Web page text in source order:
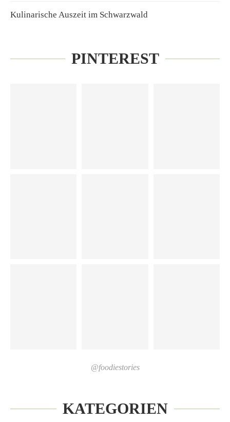
Kulinarische Auszeit im Schwarzwald
PINTEREST
@foodiestories
KATEGORIEN